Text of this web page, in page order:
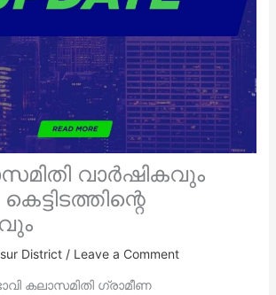
വാർഷികവും
District/ Leave a Comment
കലാസമിതി ഗ്രാമീണ